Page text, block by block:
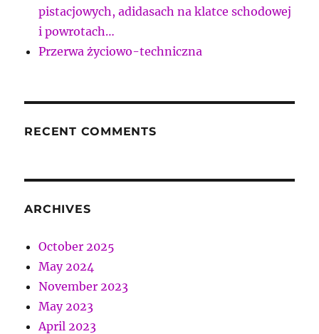
pistacjowych, adidasach na klatce schodowej
i powrotach…
Przerwa życiowo-techniczna
RECENT COMMENTS
ARCHIVES
October 2025
May 2024
November 2023
May 2023
April 2023